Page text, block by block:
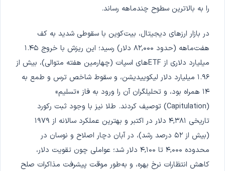
را به بالاترین سطوح چندماهه رساند.
در بازار ارزهای دیجیتال، بیت‌کوین با سقوطی شدید به کف
هفت‌ماهه (حدود ۸۲,۰۰۰ دلار) رسید؛ این ریزش با خروج ۱.۴۵
میلیارد دلاری از ETFهای اسپات (چهارمین هفته متوالی)، بیش از
۱.۹۶ میلیارد دلار لیکوییدیشن، و سقوط شاخص ترس و طمع به
۱۴ همراه بود، و تحلیلگران آن را ورود به فاز «تسلیم»
(Capitulation) توصیف کردند. طلا نیز با وجود ثبت رکورد
تاریخی ۴,۳۸۱ دلار در اکتبر و بهترین عملکرد سالانه از ۱۹۷۹
(بیش از ۵۲ درصد رشد)، در آبان دچار اصلاح و نوسان در
محدوده ۴,۰۰۰ تا ۴,۱۰۰ دلار شد؛ عواملی چون تقویت دلار،
کاهش انتظارات نرخ بهره، و به‌طور موقت پیشرفت مذاکرات صلح